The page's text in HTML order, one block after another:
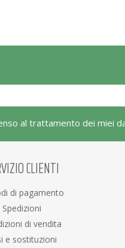
al trattamento dei miei
CLIENTI
di pagamento
Spedizioni
di vendita
e sostituzioni